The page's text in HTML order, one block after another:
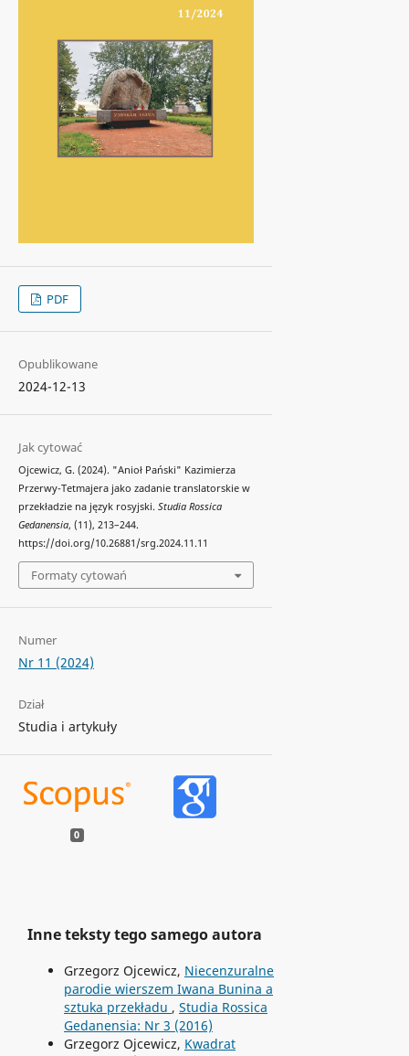
PDF
Opublikowane
2024-12-13
Jak cytować
Ojcewicz, G. (2024). "Anioł Pański" Kazimierza
Przerwy-Tetmajera jako zadanie translatorskie w
przekładzie na język rosyjski. Studia Rossica
Gedanensia, (11), 213–244.
https://doi.org/10.26881/srg.2024.11.11
Formaty cytowań
Numer
Nr 11 (2024)
Dział
Studia i artykuły
0
Inne teksty tego samego autora
Grzegorz Ojcewicz, Niecenzuralne
parodie wierszem Iwana Bunina a
sztuka przekładu , Studia Rossica
Gedanensia: Nr 3 (2016)
Grzegorz Ojcewicz, Kwadrat